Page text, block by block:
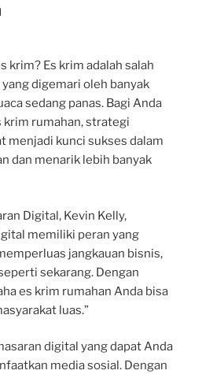
krim? Es krim adalah salah
digemari oleh banyak
sedang panas. Bagi Anda
krim rumahan, strategi
menjadi kunci sukses dalam
dan menarik lebih banyak
Digital, Kevin Kelly,
memiliki peran yang
jangkauan bisnis,
sekarang. Dengan
es krim rumahan Anda bisa
luas.”
digital yang dapat Anda
media sosial. Dengan